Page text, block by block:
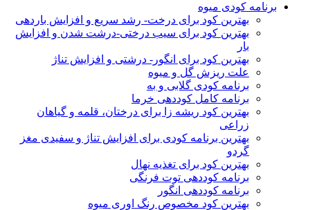
برنامه کودی میوه
بهترین کود برای درخت- رشد سریع و افزایش باردهی
بهترین کود برای سیب درختی-درشت شدن و افزایش
بار
بهترین کود برای انگور- درشتی و افزایش تناژ
علت ریزش گل و میوه
برنامه کودی گلابی و به
برنامه کامل کوددهی خرما
بهترین کود ریشه زا برای درختان، قلمه و گیاهان
زراعی
بهترین برنامه کودی برای افزایش تناژ و سفیدی مغز
گردو
بهترین کود برای تغذیه نهال
برنامه کوددهی توت فرنگی
برنامه کوددهی انگور
بهترین کود مخصوص رنگ اوری میوه